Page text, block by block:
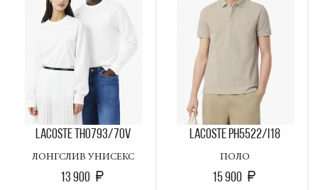
LACOSTE TH0793/70V
ЛОНГСЛИВ УНИСЕКС
13 900
LACOSTE PH5522/I18
ПОЛО
15 900